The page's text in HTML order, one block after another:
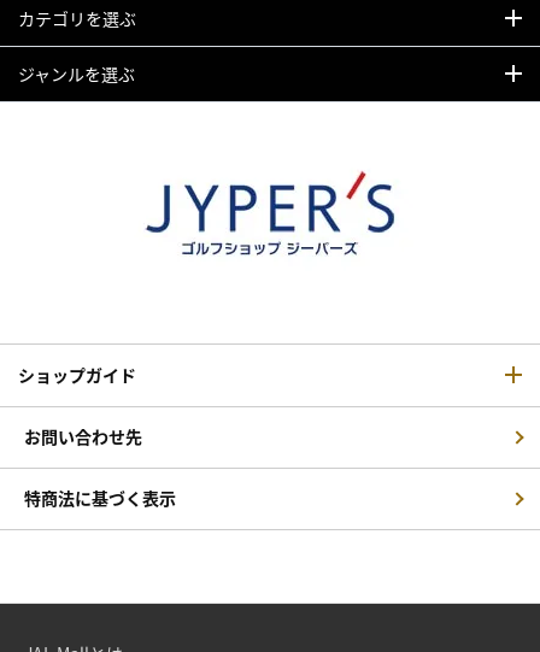
カテゴリを選ぶ
ジャンルを選ぶ
ショップガイド
お問い合わせ先
特商法に基づく表示